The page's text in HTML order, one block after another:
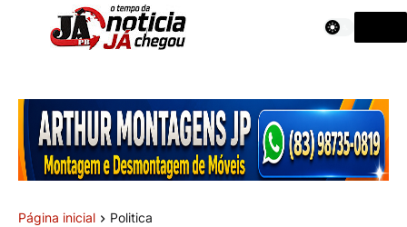
Página inicial Politica